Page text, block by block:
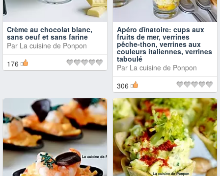
Crème au chocolat blanc,
sans oeuf et sans farine
Par La cuisine de Ponpon
176
Apéro dînatoire: cups aux
fruits de mer, verrines
pêche-thon, verrines aux
couleurs italiennes, verrines
taboulé
Par La cuisine de Ponpon
306